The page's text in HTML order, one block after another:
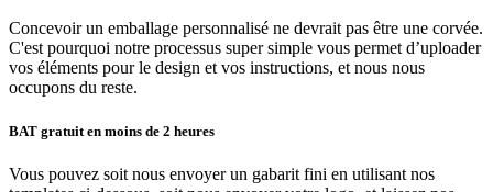
Que vous souhaitiez commander une petite quantité de pots ou que
vous vous prépariez à un événement de plus grande envergure, nous
avons ce qu'il vous faut. Avec une quantité minimale de commande
de seulement 1 000 unités, nos pots à glace express sont accessibles
emballages personnalisables de haute qualité !
Vous avez des questions ? N'hésitez pas à nous contacter à
l'adresse[email protected]– nous serons ravis de vous aider ! En
Concevoir un emballage personnalisé ne devrait pas être une corvée.
C'est pourquoi notre processus super simple vous permet d’uploader
vos éléments pour le design et vos instructions, et nous nous
occupons du reste.
BAT gratuit en moins de 2 heures
Vous pouvez soit nous envoyer un gabarit fini en utilisant nos